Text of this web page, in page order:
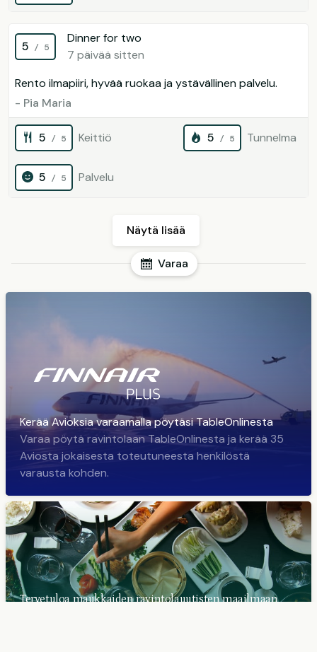
5 / 5
Dinner for two
7 päivää sitten
Rento ilmapiiri, hyvää ruokaa ja ystävällinen palvelu.
- Pia Maria
5 / 5 Keittiö 5 / 5 Tunnelma
5 / 5 Palvelu
Näytä lisää
Varaa
Kerää Avioksia varaamalla pöytäsi TableOnlinesta
Varaa pöytä ravintolaan TableOnlinesta ja kerää 35
Aviosta jokaisesta toteutuneesta henkilöstä
varausta kohden.
Tervetuloa maukkaiden ravintolauutisten maailmaan